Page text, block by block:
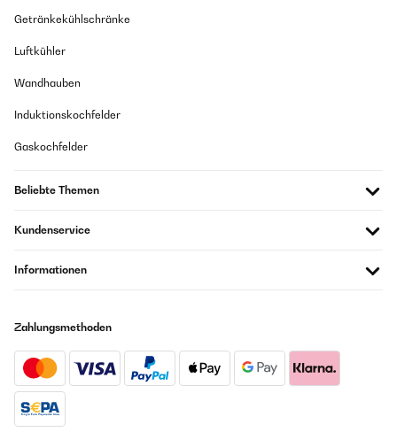
Getränkekühlschränke
Luftkühler
Wandhauben
Induktionskochfelder
Gaskochfelder
Beliebte Themen
Kundenservice
Informationen
Zahlungsmethoden